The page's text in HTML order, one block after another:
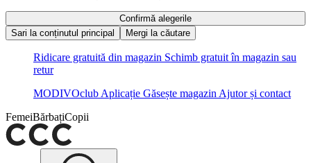
Confirmă alegerile
Sari la conținutul principal
Mergi la căutare
Ridicare gratuită din magazin Schimb gratuit în magazin sau
retur
MODIVOclub Aplicație Găsește magazin Ajutor și contact
FemeiBărbațiCopii